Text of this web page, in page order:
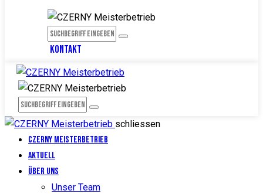
facebook
KONTAKT
schliessen
CZERNY Meisterbetrieb
Aktuell
Über uns
Unser Team